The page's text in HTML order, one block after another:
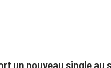
un nouveau single au